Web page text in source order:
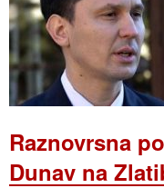
Raznovrsna
Dunav na